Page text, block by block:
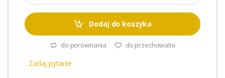
Dodaj do koszyka
do porównania do przechowalni
Zadaj pytanie